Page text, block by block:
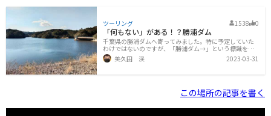
ツーリング 1538 0
「何もない」がある！？勝浦ダム
千葉県の勝浦ダムへ寄ってみました。特に予定していた
わけではないのですが、「勝浦ダム→」という標識を見
て思わずハンドルを切ってしまったのです。そしてそれ
は、山道を走ることもないままに、いきなり目の前に出
に水を湛えるダム湖。駐車場もなく、自販機もなく、ベ
だ、静寂。特別山奥というわけでもないのに、すごく隔
絶された感じがします。独りもの思いにふけりたい方に
美久田 渓 2023-03-31
この場所の記事を書く